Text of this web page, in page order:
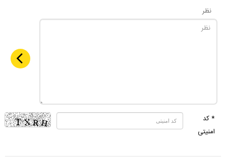
نظر
* کد
امنیتی